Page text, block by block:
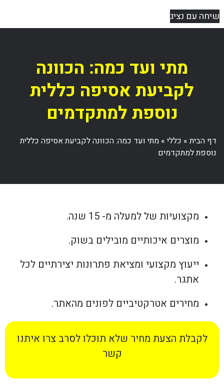
שיחה עם נציג
מתי ועד כמה: הכוונה
לקביעת אסיפה כללית
נוספת למתקדמים
דף הבית» כללי» מתי ועד כמה: הכוונה לקביעת אסיפה כללית
נוספת למתקדמים
מקצועיות של למעלה מ- 15 שנה.
מוצרים איכותיים מובילים בשוק.
ייעוץ מקצועי ומציאת פתרונות יצירתיים לכל
אתגר.
מחירים אטרקטיביים לפונים מהאתר.
לקבלת הצעת מחיר שלא תוכלו לסרב צרו איתנו
קשר